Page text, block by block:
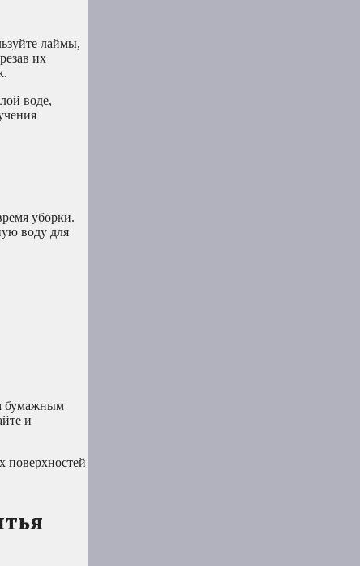
лаймы,
их
воде,
уборки.
воду для
бумажным
и
поверхностей